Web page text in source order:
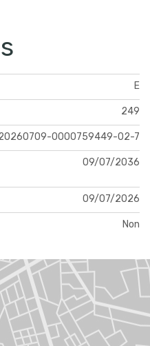
E
249
0000759449-02-7
09/07/2036
09/07/2026
Non